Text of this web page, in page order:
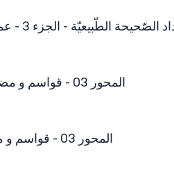
المحور 03 - قواسم و مضاعفات عدد صحيح طبيعي - الجزء 1 - القسمة الإقليدية
المحور 03 - قواسم و مضاعفات عدد صحيح طبيعي - الجزء 2 - الأعداد الأولية